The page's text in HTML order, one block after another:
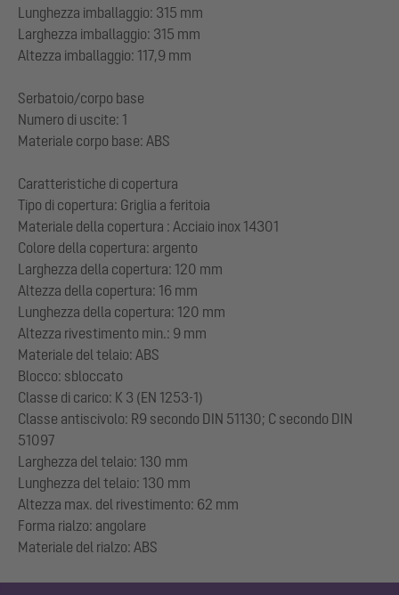
Lunghezza imballaggio: 315 mm
Larghezza imballaggio: 315 mm
Altezza imballaggio: 117,9 mm
Serbatoio/corpo base
Numero di uscite: 1
Materiale corpo base: ABS
Caratteristiche di copertura
Tipo di copertura: Griglia a feritoia
Materiale della copertura : Acciaio inox 14301
Colore della copertura: argento
Larghezza della copertura: 120 mm
Altezza della copertura: 16 mm
Lunghezza della copertura: 120 mm
Altezza rivestimento min.: 9 mm
Materiale del telaio: ABS
Blocco: sbloccato
Classe di carico: K 3 (EN 1253-1)
Classe antiscivolo: R9 secondo DIN 51130; C secondo DIN
51097
Larghezza del telaio: 130 mm
Lunghezza del telaio: 130 mm
Altezza max. del rivestimento: 62 mm
Forma rialzo: angolare